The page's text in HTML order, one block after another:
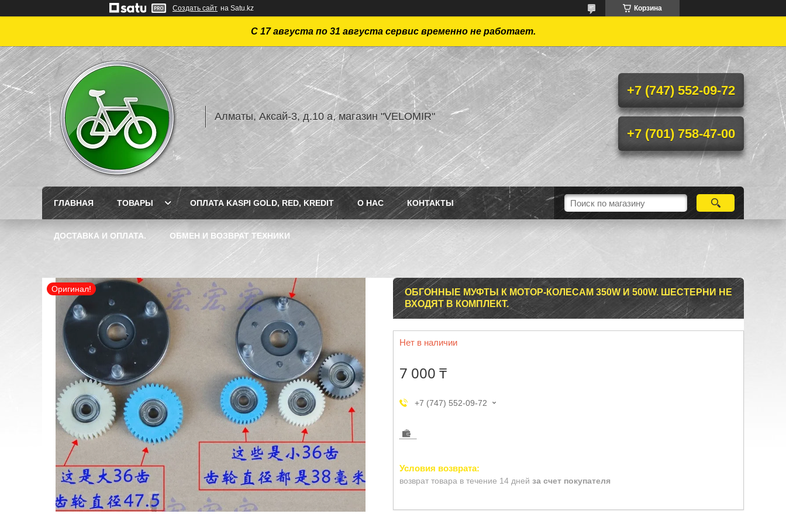
Создать сайт на Satu.kz Корзина
С 17 августа по 31 августа сервис временно не работает.
Алматы, Аксай-3, д.10 а, магазин "VELOMIR"
+7 (747) 552-09-72
+7 (701) 758-47-00
ГЛАВНАЯ ТОВАРЫ ОПЛАТА KASPI GOLD, RED, KREDIT О НАС КОНТАКТЫ
ДОСТАВКА И ОПЛАТА. ОБМЕН И ВОЗВРАТ ТЕХНИКИ
Оригинал!
ОБГОННЫЕ МУФТЫ К МОТОР-КОЛЕСАМ 350W И 500W. ШЕСТЕРНИ НЕ
ВХОДЯТ В КОМПЛЕКТ.
Нет в наличии
7 000 ₸
+7 (747) 552-09-72
возврат товара в течение 14 дней за счет покупателя